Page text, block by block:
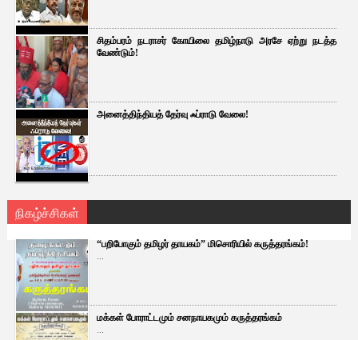
சிதம்பரம் நடராசர் கோயிலை தமிழ்நாடு அரசே ஏற்று நடத்த
வேண்டும்!
அனைத்திந்தியத் தேர்வு ஃப்ராடு வேலை!
நிகழ்ச்சிகள்
“பறிபோகும் தமிழர் தாயகம்” மிசொரியில் கருத்தரங்கம்!
...
மக்கள் போராட்டமும் சனநாயகமும் கருத்தரங்கம்
...